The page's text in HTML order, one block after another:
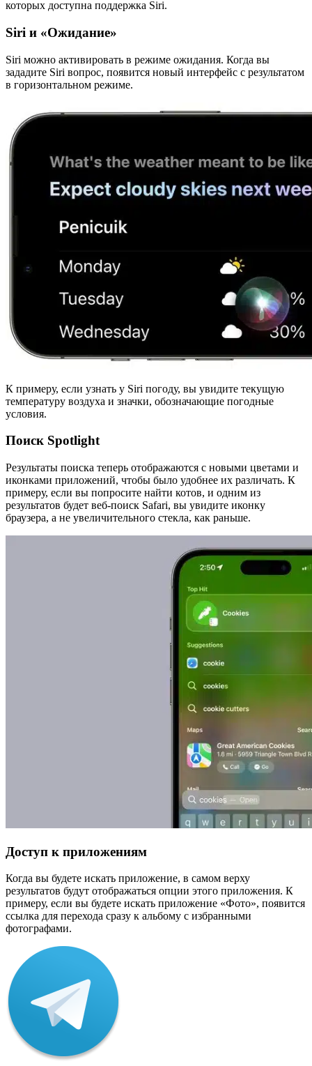
которых доступна поддержка Siri.
Siri и «Ожидание»
Siri можно активировать в режиме ожидания. Когда вы
зададите Siri вопрос, появится новый интерфейс с результатом
в горизонтальном режиме.
К примеру, если узнать у Siri погоду, вы увидите текущую
температуру воздуха и значки, обозначающие погодные
условия.
Поиск Spotlight
Результаты поиска теперь отображаются с новыми цветами и
иконками приложений, чтобы было удобнее их различать. К
примеру, если вы попросите найти котов, и одним из
результатов будет веб-поиск Safari, вы увидите иконку
браузера, а не увеличительного стекла, как раньше.
Доступ к приложениям
Когда вы будете искать приложение, в самом верху
результатов будут отображаться опции этого приложения. К
примеру, если вы будете искать приложение «Фото», появится
ссылка для перехода сразу к альбому с избранными
фотографами.